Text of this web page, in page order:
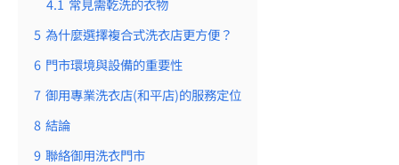
5 為什麼選擇複合式洗衣店更方便？
6 門市環境與設備的重要性
7 御用專業洗衣店(和平店)的服務定位
8 結論
9 聯絡御用洗衣門市